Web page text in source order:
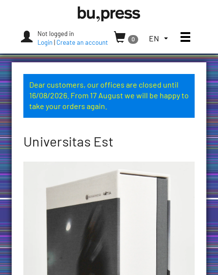
Press
Not logged in
Login
Create an account
0
TOGGLE
LANGUAGE
CURRENT
LANGUAGE:
EN Toggle
Dear customers, our offices are closed until
16/08/2026. From 17 August we will be happy to
take your orders again.
Universitas Est